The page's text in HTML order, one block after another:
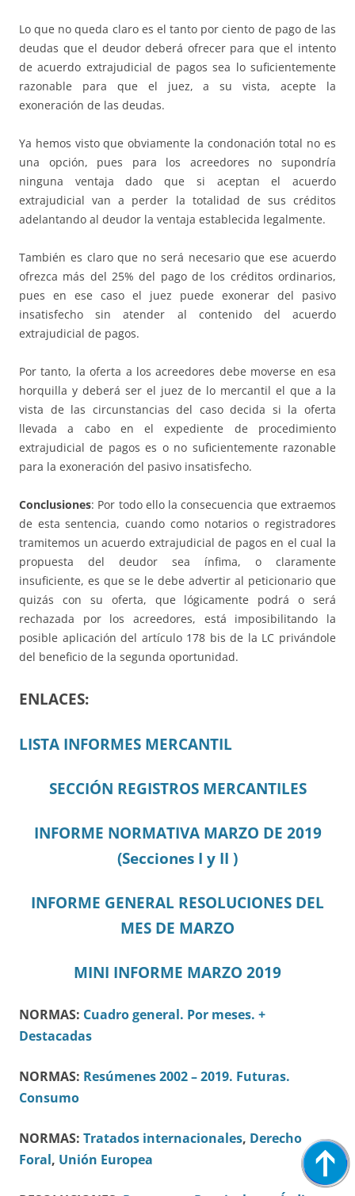
Lo que no queda claro es el tanto por ciento de pago de las
deudas que el deudor deberá ofrecer para que el intento
de acuerdo extrajudicial de pagos sea lo suficientemente
razonable para que el juez, a su vista, acepte la
exoneración de las deudas.
Ya hemos visto que obviamente la condonación total no es
una opción, pues para los acreedores no supondría
ninguna ventaja dado que si aceptan el acuerdo
extrajudicial van a perder la totalidad de sus créditos
adelantando al deudor la ventaja establecida legalmente.
También es claro que no será necesario que ese acuerdo
ofrezca más del 25% del pago de los créditos ordinarios,
pues en ese caso el juez puede exonerar del pasivo
insatisfecho sin atender al contenido del acuerdo
extrajudicial de pagos.
Por tanto, la oferta a los acreedores debe moverse en esa
horquilla y deberá ser el juez de lo mercantil el que a la
vista de las circunstancias del caso decida si la oferta
llevada a cabo en el expediente de procedimiento
extrajudicial de pagos es o no suficientemente razonable
para la exoneración del pasivo insatisfecho.
Conclusiones: Por todo ello la consecuencia que extraemos
de esta sentencia, cuando como notarios o registradores
tramitemos un acuerdo extrajudicial de pagos en el cual la
propuesta del deudor sea ínfima, o claramente
insuficiente, es que se le debe advertir al peticionario que
quizás con su oferta, que lógicamente podrá o será
rechazada por los acreedores, está imposibilitando la
posible aplicación del artículo 178 bis de la LC privándole
del beneficio de la segunda oportunidad.
ENLACES:
LISTA INFORMES MERCANTIL
SECCIÓN REGISTROS MERCANTILES
INFORME NORMATIVA MARZO DE 2019
(Secciones I y II )
INFORME GENERAL RESOLUCIONES DEL
MES DE MARZO
MINI INFORME MARZO 2019
NORMAS: Cuadro general. Por meses. +
Destacadas
NORMAS: Resúmenes 2002 – 2019. Futuras.
Consumo
NORMAS: Tratados internacionales, Derecho
Foral, Unión Europea